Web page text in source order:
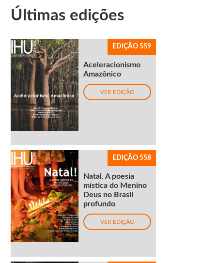
Últimas edições
EDIÇÃO 559
Aceleracionismo
Amazônico
VER EDIÇÃO
EDIÇÃO 558
Natal. A poesia
mística do Menino
Deus no Brasil
profundo
VER EDIÇÃO